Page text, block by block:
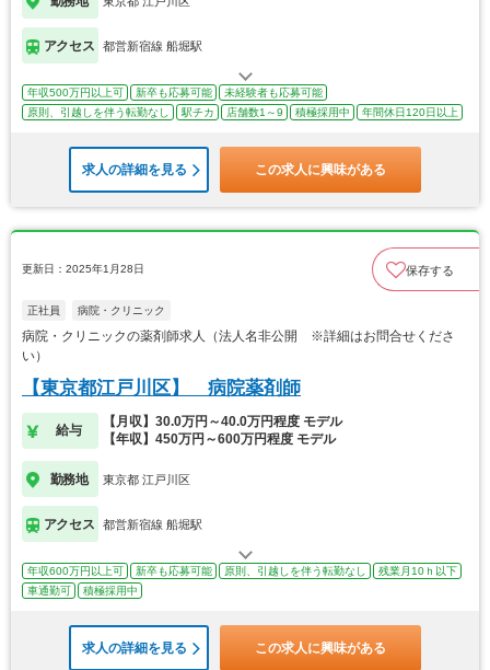
アクセス 都営新宿線 船堀駅
年収500万円以上可 新卒も応募可能
未経験者も応募可能
原則、引越しを伴う転勤なし
駅チカ 店舗数1～9 積極採用中 年間休日120日以上
求人の詳細を見る この求人に興味がある
更新日：2025年1月28日 保存する
正社員 病院・クリニック
病院・クリニックの薬剤師求人（法人名非公開 ※詳細はお問合せくださ
い）
【東京都江戸川区】 病院薬剤師
給与
【月収】30.0万円～40.0万円程度 モデル
【年収】450万円～600万円程度 モデル
勤務地 東京都 江戸川区
アクセス 都営新宿線 船堀駅
年収600万円以上可 新卒も応募可能 原則、引越しを伴う転勤なし
残業月10ｈ以下
車通勤可
積極採用中
求人の詳細を見る この求人に興味がある